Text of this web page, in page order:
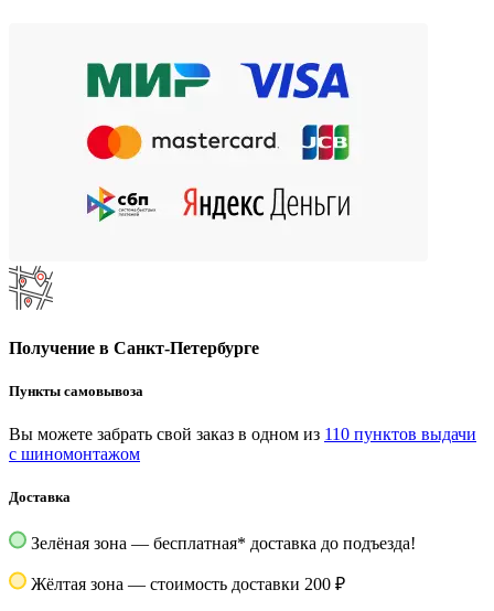
Получение в Санкт-Петербурге
Пункты самовывоза
Вы можете забрать свой заказ в одном из 110 пунктов выдачи
с шиномонтажом
Доставка
Зелёная зона — бесплатная* доставка до подъезда!
Жёлтая зона — стоимость доставки 200 ₽